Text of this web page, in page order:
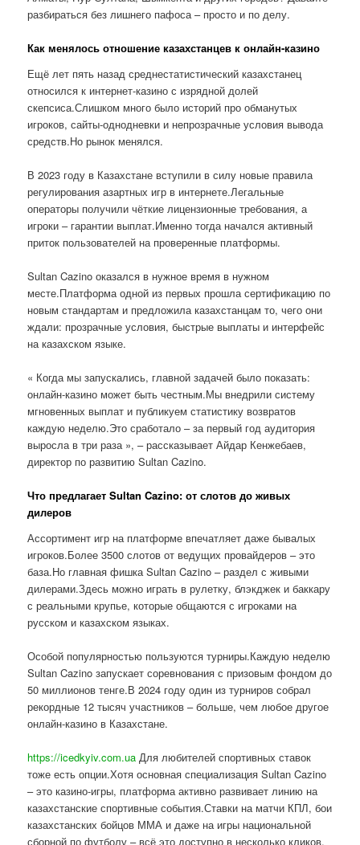
разбираться без лишнего пафоса – просто и по делу.
Как менялось отношение казахстанцев к онлайн-казино
Ещё лет пять назад среднестатистический казахстанец
относился к интернет-казино с изрядной долей
скепсиса.Слишком много было историй про обманутых
игроков, сайты-однодневки и непрозрачные условия вывода
средств.Но рынок менялся.
В 2023 году в Казахстане вступили в силу новые правила
регулирования азартных игр в интернете.Легальные
операторы получили чёткие лицензионные требования, а
игроки – гарантии выплат.Именно тогда начался активный
приток пользователей на проверенные платформы.
Sultan Cazino оказался в нужное время в нужном
месте.Платформа одной из первых прошла сертификацию по
новым стандартам и предложила казахстанцам то, чего они
ждали: прозрачные условия, быстрые выплаты и интерфейс
на казахском языке.
« Когда мы запускались, главной задачей было показать:
онлайн-казино может быть честным.Мы внедрили систему
мгновенных выплат и публикуем статистику возвратов
каждую неделю.Это сработало – за первый год аудитория
выросла в три раза », – рассказывает Айдар Кенжебаев,
директор по развитию Sultan Cazino.
Что предлагает Sultan Cazino: от слотов до живых
дилеров
Ассортимент игр на платформе впечатляет даже бывалых
игроков.Более 3500 слотов от ведущих провайдеров – это
база.Но главная фишка Sultan Cazino – раздел с живыми
дилерами.Здесь можно играть в рулетку, блэкджек и баккару
с реальными крупье, которые общаются с игроками на
русском и казахском языках.
Особой популярностью пользуются турниры.Каждую неделю
Sultan Cazino запускает соревнования с призовым фондом до
50 миллионов тенге.В 2024 году один из турниров собрал
рекордные 12 тысяч участников – больше, чем любое другое
онлайн-казино в Казахстане.
https://icedkyiv.com.ua Для любителей спортивных ставок
тоже есть опции.Хотя основная специализация Sultan Cazino
– это казино-игры, платформа активно развивает линию на
казахстанские спортивные события.Ставки на матчи КПЛ, бои
казахстанских бойцов ММА и даже на игры национальной
сборной по футболу – всё это доступно в несколько кликов.